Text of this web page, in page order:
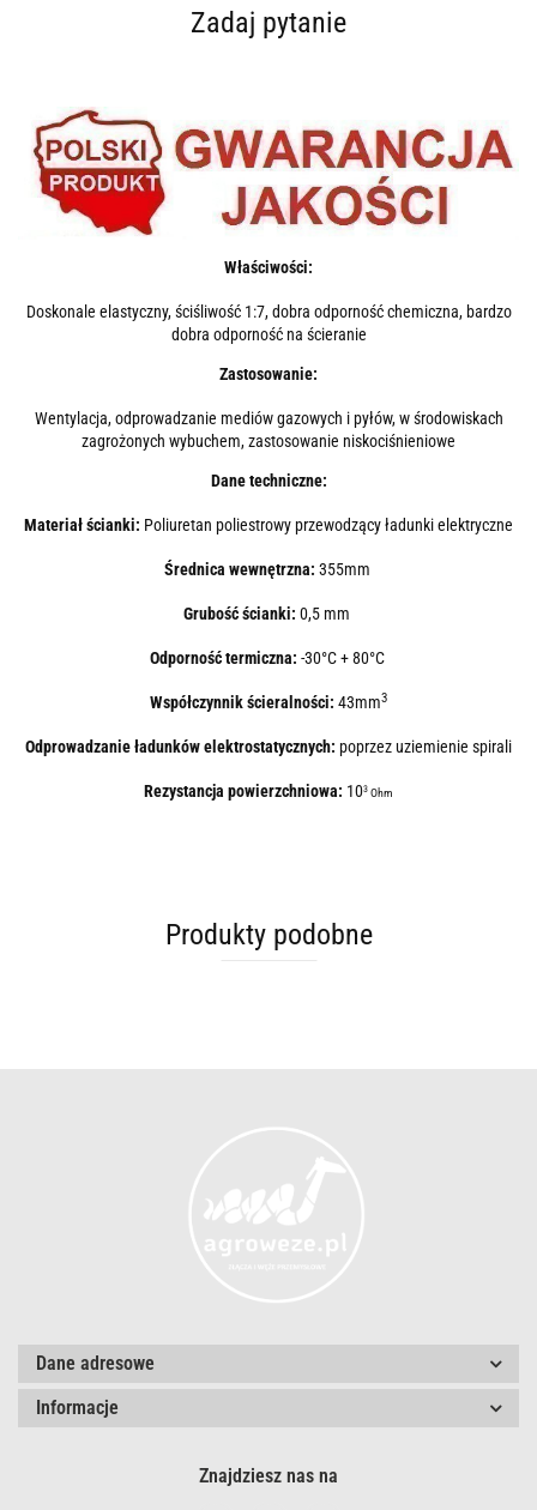
Zadaj pytanie
Właściwości:
Doskonale elastyczny, ściśliwość 1:7, dobra odporność chemiczna, bardzo
dobra odporność na ścieranie
Zastosowanie:
Wentylacja, odprowadzanie mediów gazowych i pyłów, w środowiskach
zagrożonych wybuchem, zastosowanie niskociśnieniowe
Dane techniczne:
Materiał ścianki: Poliuretan poliestrowy przewodzący ładunki elektryczne
Średnica wewnętrzna: 355mm
Grubość ścianki: 0,5 mm
Odporność termiczna: -30°C + 80°C
Współczynnik ścieralności: 43mm3
Odprowadzanie ładunków elektrostatycznych: poprzez uziemienie spirali
Rezystancja powierzchniowa: 103 Ohm
Produkty podobne
Dane adresowe
Informacje
Znajdziesz nas na